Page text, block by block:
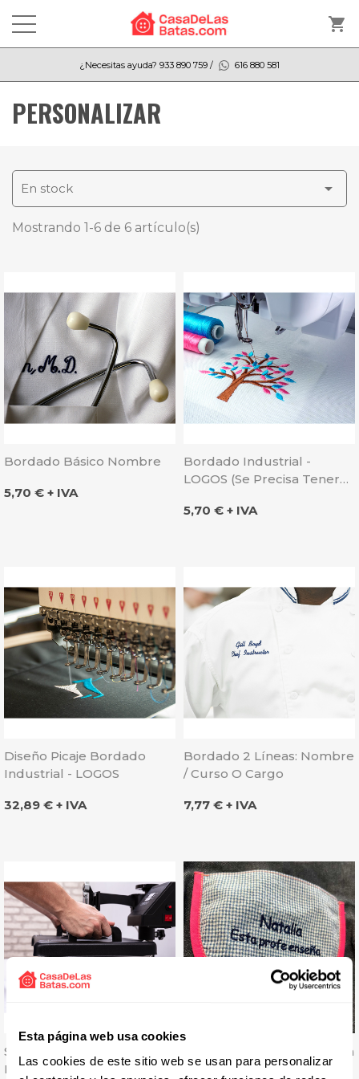
Esta página web usa cookies
Las cookies de este sitio web se usan para personalizar
shopping_cart
¿Necesitas ayuda? 933 890 759 / 616 880 581
PERSONALIZAR
En stock 
Mostrando 1-6 de 6 artículo(s)
Bordado Básico Nombre
Precio
5,70 € + IVA
Bordado Industrial -
LOGOS (se Precisa Tener
Precio
5,70 € + IVA
Diseño Picaje Bordado
Industrial - LOGOS
Precio
32,89 € + IVA
Bordado 2 Líneas: Nombre
/ Curso O Cargo
Precio
7,77 € + IVA
Solicitar Presupuesto
Estampados
Bordado Dedicatoria Larga